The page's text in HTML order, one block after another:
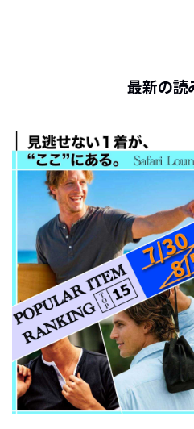
最新の読